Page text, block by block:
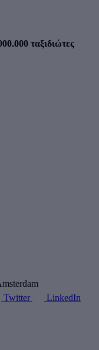
ταξιδιώτες
Twitter LinkedIn